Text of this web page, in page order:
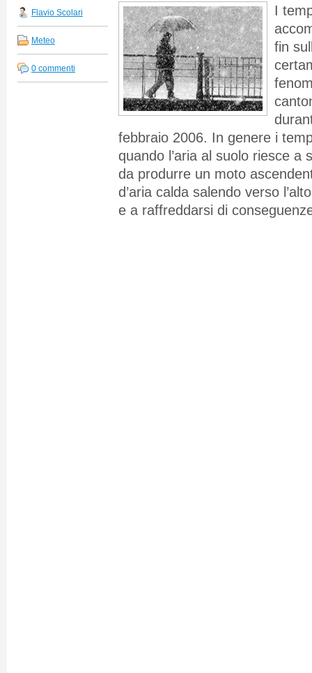
Flavio Scolari
Meteo
0 commenti
I
fin
febbraio 2006. In genere i
quando l’aria al suolo riesce a
da produrre un moto
d’aria calda salendo verso
e a raffreddarsi di